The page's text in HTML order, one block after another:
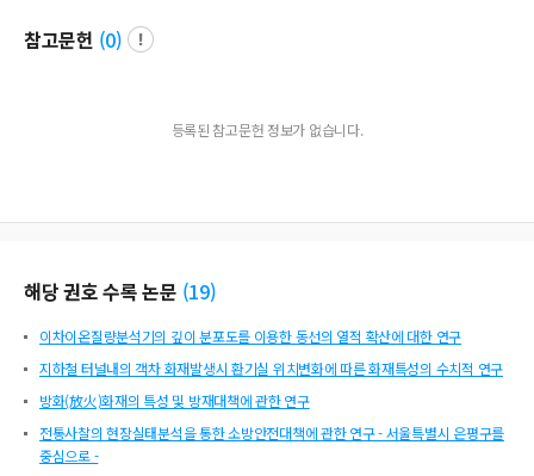
참고문헌 (0)
등록된 참고문헌 정보가 없습니다.
해당 권호 수록 논문 (19)
이차이온질량분석기의 깊이 분포도를 이용한 동선의 열적 확산에 대한 연구
지하철 터널내의 객차 화재발생시 환기실 위치변화에 따른 화재특성의 수치적 연구
방화(放火)화재의 특성 및 방재대책에 관한 연구
전통사찰의 현장실태분석을 통한 소방안전대책에 관한 연구 - 서울특별시 은평구를
중심으로 -